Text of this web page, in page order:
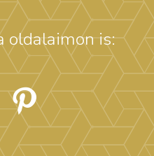
oldalaimon is: